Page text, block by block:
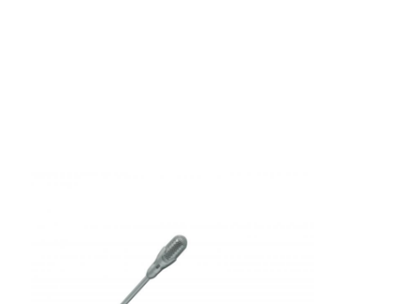
Moniteur à défilement
Une prise de bureau pop-up